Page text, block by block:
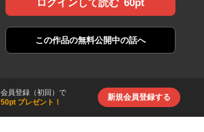
ログインして読む 60pt
この作品の無料公開中の話へ
会員登録（初回）で
50pt プレゼント！
新規会員登録する